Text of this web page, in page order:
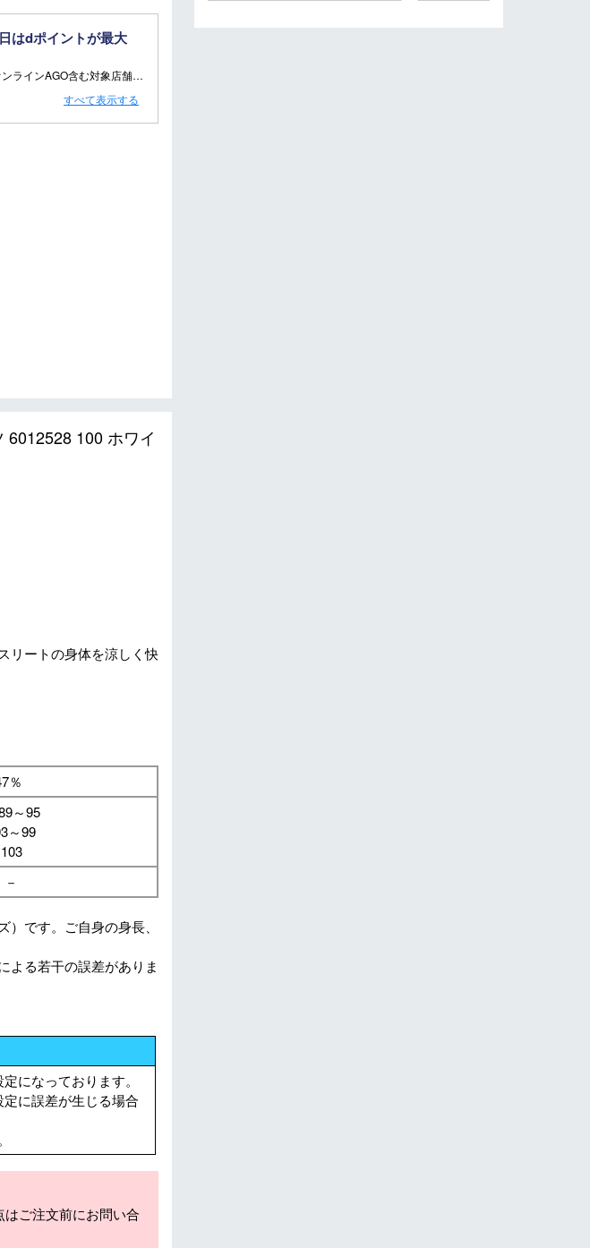
はdポイントが最大
■ 有賀園ゴルフオンラインAGO含む対象店舗で金・土曜日にd支払いをすると
週 金・土曜日 AM 0:00 - PM 23:59
での開催はございません。
すべて表示する
100 ホワイ
リートの身体を涼しく快
％
～95
～99
です。ご自身の身長、
よる若干の誤差がありま
になっております。
に誤差が生じる場合
ご注文前にお問い合